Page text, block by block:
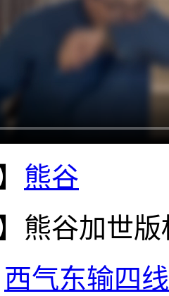
熊谷
熊谷加世
西气东输四线